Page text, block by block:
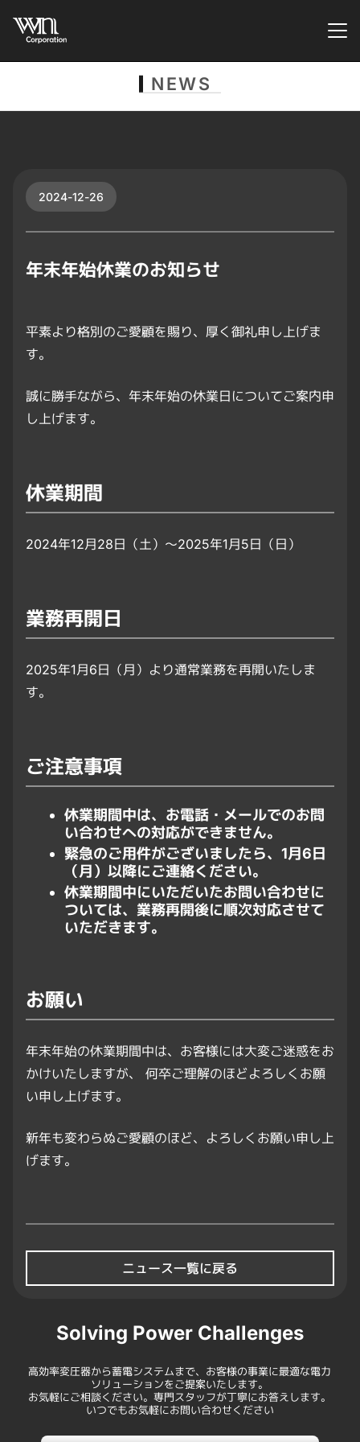
NEWS
2024-12-26
年末年始休業のお知らせ
平素より格別のご愛顧を賜り、厚く御礼申し上げま
す。
誠に勝手ながら、年末年始の休業日についてご案内申
し上げます。
休業期間
2024年12月28日（土）～2025年1月5日（日）
業務再開日
2025年1月6日（月）より通常業務を再開いたしま
す。
ご注意事項
休業期間中は、お電話・メールでのお問
い合わせへの対応ができません。
緊急のご用件がございましたら、1月6日
（月）以降にご連絡ください。
休業期間中にいただいたお問い合わせに
ついては、業務再開後に順次対応させて
いただきます。
お願い
年末年始の休業期間中は、お客様には大変ご迷惑をお
かけいたしますが、 何卒ご理解のほどよろしくお願
い申し上げます。
新年も変わらぬご愛顧のほど、よろしくお願い申し上
げます。
ニュース一覧に戻る
Solving Power Challenges
高効率変圧器から蓄電システムまで、お客様の事業に最適な電力
ソリューションをご提案いたします。
お気軽にご相談ください。専門スタッフが丁寧にお答えします。
いつでもお気軽にお問い合わせください